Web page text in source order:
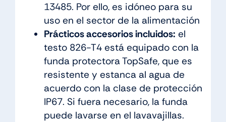
13485. Por ello, es idóneo para su
uso en el sector de la alimentación
Prácticos accesorios incluidos: el
testo 826-T4 está equipado con la
funda protectora TopSafe, que es
resistente y estanca al agua de
acuerdo con la clase de protección
IP67. Si fuera necesario, la funda
puede lavarse en el lavavajillas.